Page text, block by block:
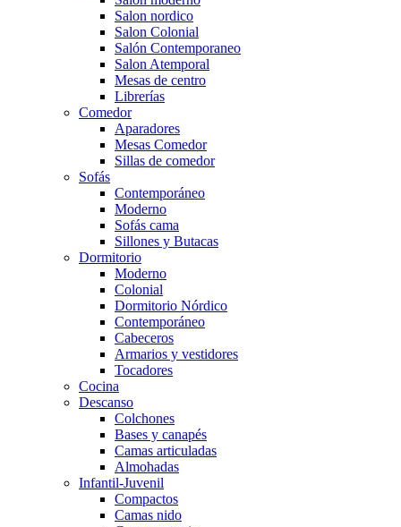
Salon nordico
Salon Colonial
Salón Contemporaneo
Salon Atemporal
Mesas de centro
Librerías
Comedor
Aparadores
Mesas Comedor
Sillas de comedor
Sofás
Contemporáneo
Moderno
Sofás cama
Sillones y Butacas
Dormitorio
Moderno
Colonial
Dormitorio Nórdico
Contemporáneo
Cabeceros
Armarios y vestidores
Tocadores
Cocina
Descanso
Colchones
Bases y canapés
Camas articuladas
Almohadas
Infantil-Juvenil
Compactos
Camas nido